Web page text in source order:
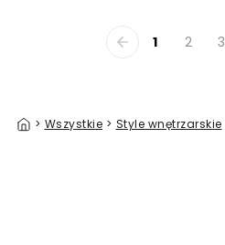
1 2 3
> Wszystkie > Style wnętrzarskie